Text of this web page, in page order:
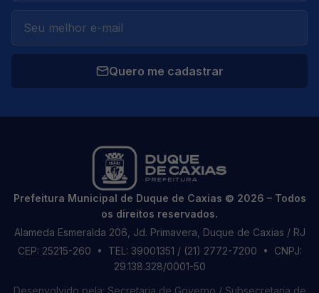
Quero me cadastrar
Prefeitura Municipal de Duque de Caxias © 2026 – Todos
os direitos reservados.
Alameda Esmeralda 206, Jd. Primavera, Duque de Caxias / RJ
CEP: 25215-260 • TEL: 39001351 / (21) 2772-7200 • CNPJ:
29.138.328/0001-50
Desenvolvido pela: Secretaria de Governo / Subsecretaria de